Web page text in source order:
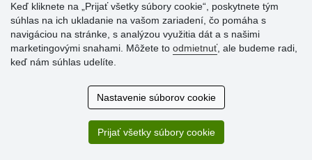
38.Deku pretočíme na rub a voľný koniec na zadnej strane
prevliekame a na konci urobíme uzlík. Rovnakým spôsobom
zakončíme aj druhý koniec na začiatku deky.
Keď kliknete na „Prijať všetky súbory cookie“, poskytnete tým
súhlas na ich ukladanie na vašom zariadení, čo pomáha s
navigáciou na stránke, s analýzou využitia dát a s našimi
marketingovými snahami. Môžete to odmietnuť, ale budeme radi,
keď nám súhlas udelíte.
Nastavenie súborov cookie
Prijať všetky súbory cookie